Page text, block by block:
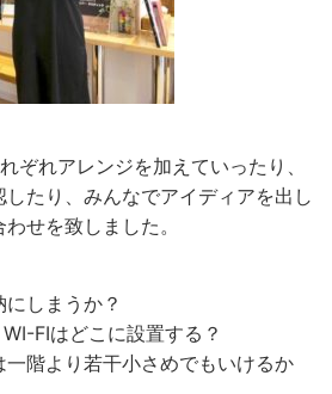
ぞれアレンジを加えていったり、
たり、みんなでアイディアを出し
せを致しました。
しまうか？
FIはどこに設置する？
階より若干小さめでもいけるか